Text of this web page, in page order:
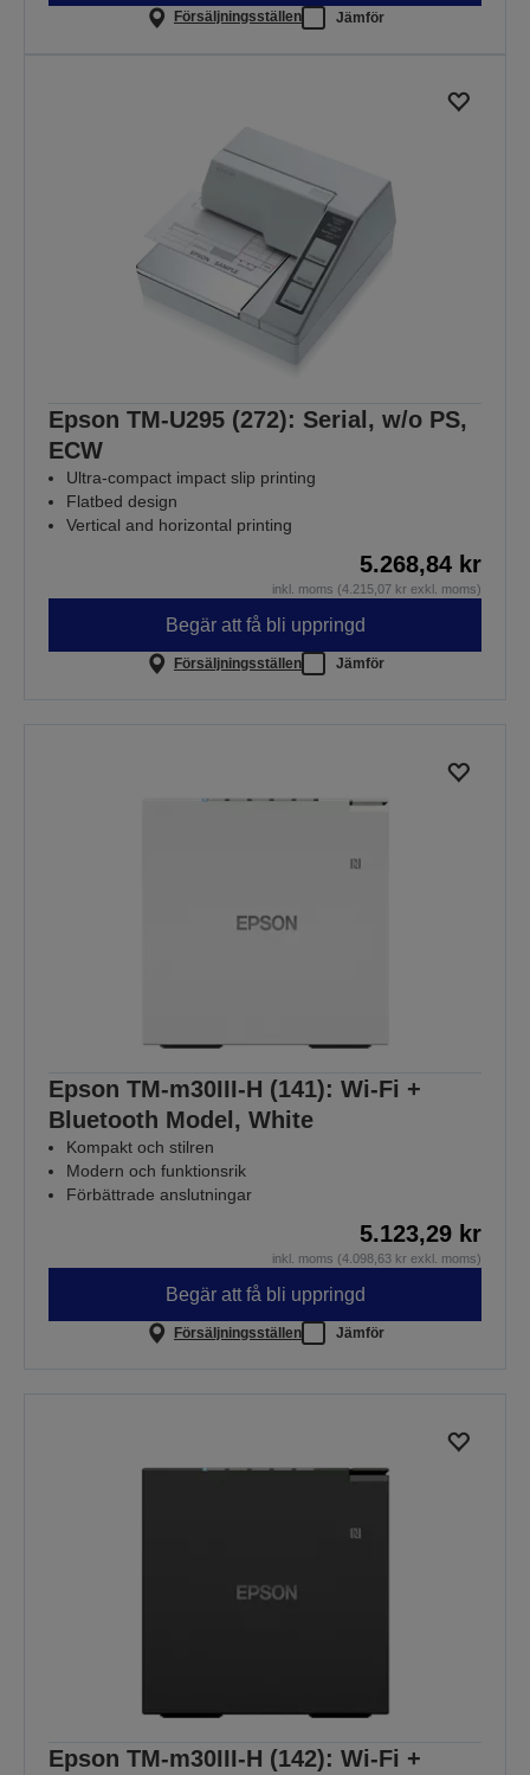
Försäljningsställen Jämför
Epson TM-U295 (272): Serial, w/o PS,
ECW
Ultra-compact impact slip printing
Flatbed design
Vertical and horizontal printing
5.268,84 kr
inkl. moms (4.215,07 kr exkl. moms)
Begär att få bli uppringd
Försäljningsställen Jämför
Epson TM-m30III-H (141): Wi-Fi +
Bluetooth Model, White
Kompakt och stilren
Modern och funktionsrik
Förbättrade anslutningar
5.123,29 kr
inkl. moms (4.098,63 kr exkl. moms)
Begär att få bli uppringd
Försäljningsställen Jämför
Epson TM-m30III-H (142): Wi-Fi +